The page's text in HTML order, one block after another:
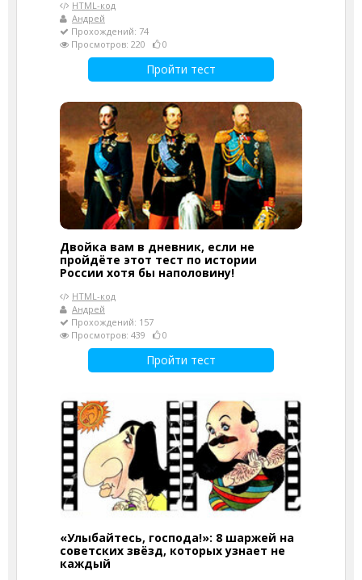
HTML-код
Андрей
Прохождений: 74
Просмотров: 220
0
Пройти тест
Двойка вам в дневник, если не
пройдёте этот тест по истории
России хотя бы наполовину!
HTML-код
Андрей
Прохождений: 157
Просмотров: 439
0
Пройти тест
«Улыбайтесь, господа!»: 8 шаржей на
советских звёзд, которых узнает не
каждый